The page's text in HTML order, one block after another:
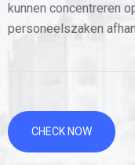
kunnen concentreren
personeelszaken
CHECK NOW